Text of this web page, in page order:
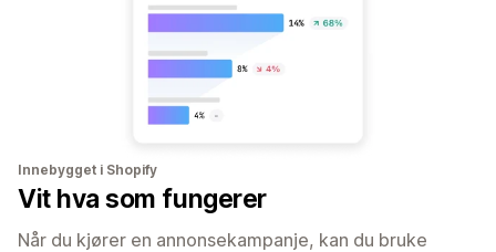
Innebygget i Shopify
Vit hva som fungerer
Når du kjører en annonsekampanje, kan du bruke